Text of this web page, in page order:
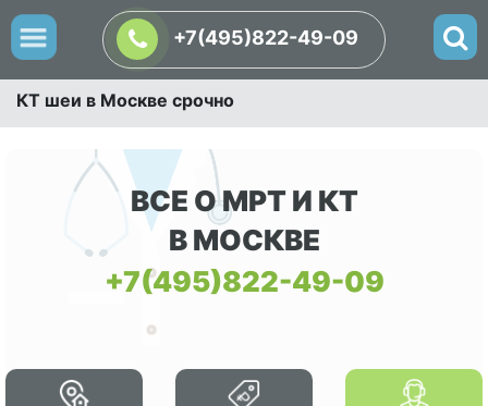
+7(495)822-49-09
КТ шеи в Москве срочно
ВСЕ О МРТ И КТ
В МОСКВЕ
+7(495)822-49-09